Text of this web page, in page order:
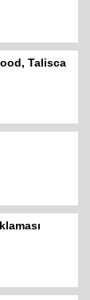
Talisca